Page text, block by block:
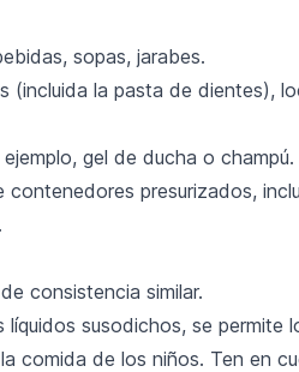
sopas, jarabes.
(incluida la pasta de dientes),
gel de ducha o champú.
contenedores presurizados,
consistencia similar.
líquidos susodichos, se permite
comida de los niños. Ten en